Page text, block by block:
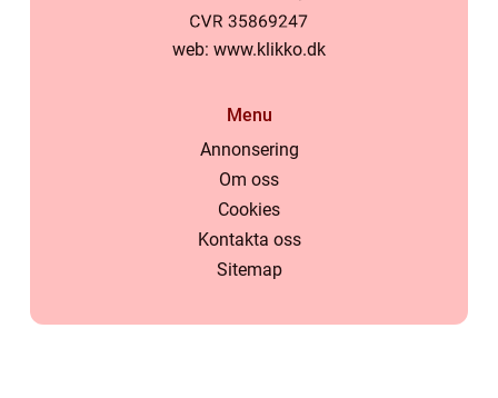
web: www.klikko.dk
Menu
Annonsering
Om oss
Cookies
Kontakta oss
Sitemap